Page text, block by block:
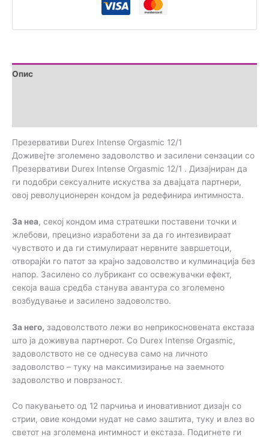
Опис
Презервативи Durex Intense Orgasmic 12/1
Доживејте зголемено задоволство и засилени сензации со
Презервативи Durex Intense Orgasmic 12/1 . Дизајниран да
ги подобри сексуалните искуства за двајцата партнери,
овој револуционерен кондом ја редефинира интимноста.
За неа, секој кондом има стратешки поставени точки и
жлебови, прецизно изработени за да го интезивираат
чувството и да ги стимулираат нервните завршетоци,
отворајќи го патот за крајно задоволство и кулминација без
напор. Засилено со лубрикант со освежувачки ефект,
секоја ваша средба станува авантура со зголемено
возбудување и засилено задоволство.
За него, задоволството лежи во неприкосновената екстаза
што ја доживува партнерот. Со Durex Intense Orgasmic,
задоволството не се однесува само на личното
задоволство – туку на максимизирање на заемното
задоволство и поврзаност.
Со пакувањето од 12 парчиња и иновативниот дизајн со
стрии, овие кондоми нудат не само заштита, туку и влез во
светот на зголемена интимност и екстаза. Подигнете ги